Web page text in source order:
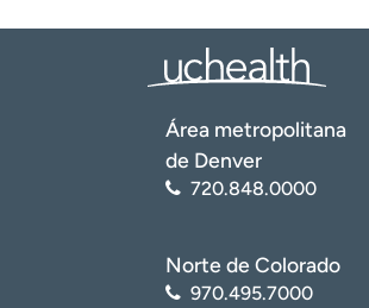
Área metropolitana
de Denver
720.848.0000
Norte de Colorado
970.495.7000